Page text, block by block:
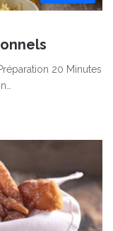
20 Minutes